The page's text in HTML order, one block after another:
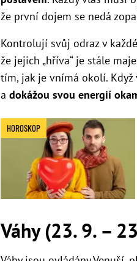
že první dojem se nedá
Kontrolují svůj odraz v
že jejich „hříva“ je stále
tím, jak je vnímá okolí.
a dokážou svou energií
HOROSKOP
Váhy (23. 9. –